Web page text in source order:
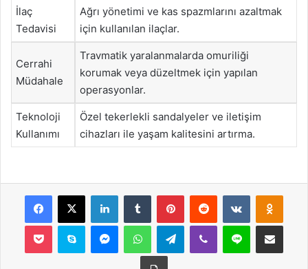
İlaç
Tedavisi
Ağrı yönetimi ve kas spazmlarını azaltmak
için kullanılan ilaçlar.
Cerrahi
Müdahale
Travmatik yaralanmalarda omuriliği
korumak veya düzeltmek için yapılan
operasyonlar.
Teknoloji
Kullanımı
Özel tekerlekli sandalyeler ve iletişim
cihazları ile yaşam kalitesini artırma.
Facebook
X LinkedInTumblr PinterestReddit VKontakte
Pocket Skype MessengerWhatsAppTelegramViber Line E-Posta ile
Yazdır